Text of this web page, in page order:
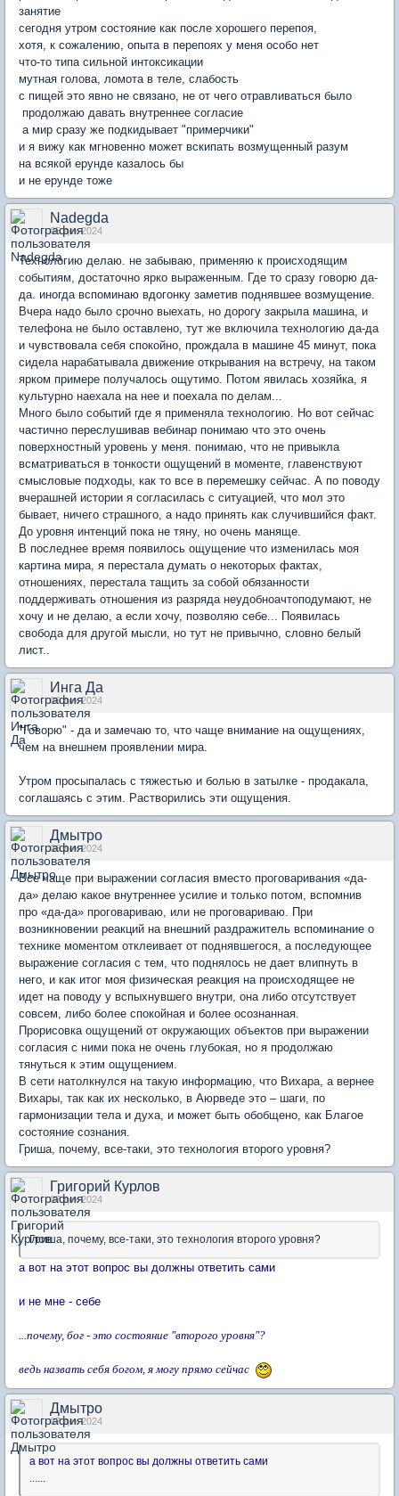
занятие
сегодня утром состояние как после хорошего перепоя,
хотя, к сожалению, опыта в перепоях у меня особо нет
что-то типа сильной интоксикации
мутная голова, ломота в теле, слабость
с пищей это явно не связано, не от чего отравливаться было
продолжаю давать внутреннее согласие
а мир сразу же подкидывает "примерчики"
и я вижу как мгновенно может вскипать возмущенный разум
на всякой ерунде казалось бы
и не ерунде тоже
Nadegda
05 дек 2024
Технологию делаю. не забываю, применяю к происходящим
событиям, достаточно ярко выраженным. Где то сразу говорю да-
да. иногда вспоминаю вдогонку заметив поднявшее возмущение.
Вчера надо было срочно выехать, но дорогу закрыла машина, и
телефона не было оставлено, тут же включила технологию да-да
и чувствовала себя спокойно, прождала в машине 45 минут, пока
сидела нарабатывала движение открывания на встречу, на таком
ярком примере получалось ощутимо. Потом явилась хозяйка, я
культурно наехала на нее и поехала по делам...
Много было событий где я применяла технологию. Но вот сейчас
частично переслушивав вебинар понимаю что это очень
поверхностный уровень у меня. понимаю, что не привыкла
всматриваться в тонкости ощущений в моменте, главенствуют
смысловые подходы, как то все в перемешку сейчас. А по поводу
вчерашней истории я согласилась с ситуацией, что мол это
бывает, ничего страшного, а надо принять как случившийся факт.
До уровня интенций пока не тяну, но очень маняще.
В последнее время появилось ощущение что изменилась моя
картина мира, я перестала думать о некоторых фактах,
отношениях, перестала тащить за собой обязанности
поддерживать отношения из разряда неудобноачтоподумают, не
хочу и не делаю, а если хочу, позволяю себе... Появилась
свобода для другой мысли, но тут не привычно, словно белый
лист..
Инга Да
06 дек 2024
"Говорю" - да и замечаю то, что чаще внимание на ощущениях,
чем на внешнем проявлении мира.
Утром просыпалась с тяжестью и болью в затылке - продакала,
соглашаясь с этим. Растворились эти ощущения.
Дмытро
06 дек 2024
Все чаще при выражении согласия вместо проговаривания «да-
да» делаю какое внутреннее усилие и только потом, вспомнив
про «да-да» проговариваю, или не проговариваю. При
возникновении реакций на внешний раздражитель вспоминание о
технике моментом отклеивает от поднявшегося, а последующее
выражение согласия с тем, что поднялось не дает влипнуть в
него, и как итог моя физическая реакция на происходящее не
идет на поводу у вспыхнувшего внутри, она либо отсутствует
совсем, либо более спокойная и более осознанная.
Прорисовка ощущений от окружающих объектов при выражении
согласия с ними пока не очень глубокая, но я продолжаю
тянуться к этим ощущением.
В сети натолкнулся на такую информацию, что Вихара, а вернее
Вихары, так как их несколько, в Аюрведе это – шаги, по
гармонизации тела и духа, и может быть обобщено, как Благое
состояние сознания.
Гриша, почему, все-таки, это технология второго уровня?
Григорий Курлов
07 дек 2024
Гриша, почему, все-таки, это технология второго уровня?
а вот на этот вопрос вы должны ответить сами
и не мне - себе
...почему, бог - это состояние "второго уровня"?
ведь назвать себя богом, я могу прямо сейчас
Дмытро
07 дек 2024
а вот на этот вопрос вы должны ответить сами
......